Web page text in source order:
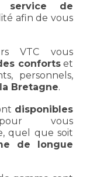
service de
afin de vous
VTC vous
confortset
personnels,
Bretagne.
disponibles
vous
quel que soit
de longue